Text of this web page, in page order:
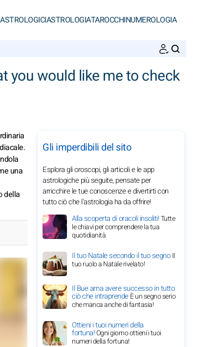
ASTROLOGIATAROCCHINUMEROLOGIA
you would like me to check
una
della
Gli imperdibili del sito
Esplora gli oroscopi, gli articoli e le app
astrologiche più seguite, pensate per
arricchire le tue conoscenze e divertirti con
tutto ciò che l'astrologia ha da offrire!
Alla scoperta di oracoli insoliti!Tutte
le chiavi per comprendere la tua
quotidianità
Il tuo Natale secondo il tuo segnoIl
tuo ruolo a Natale rivelato!
Il Bue ama avere successo in tutto
ciò che intraprendeÈ un segno serio
che manca anche di fantasia!
Ottieni i tuoi numeri della
fortuna!Ogni giorno ottieni i tuoi
numeri della fortuna!